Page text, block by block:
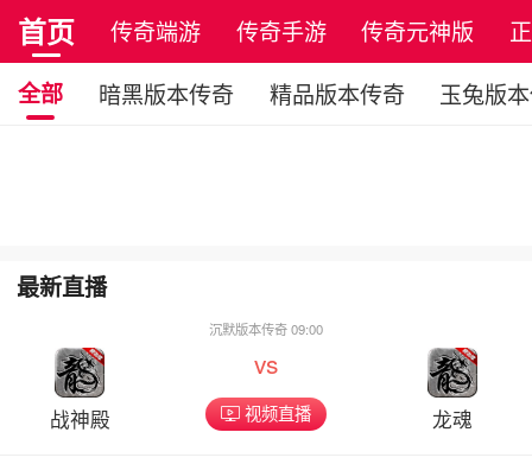
首页 传奇端游 传奇手游 传奇元神版
全部
暗黑版本传奇 精品版本传奇 玉兔版
最新直播
战神殿
沉默版本传奇 09:00
vs
视频直播 龙魂